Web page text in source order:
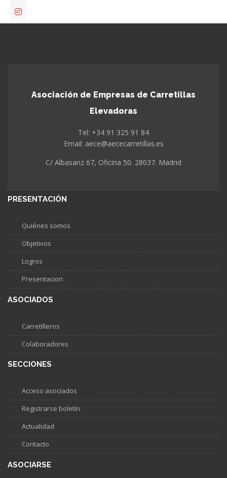
Asociación de Empresas de Carretillas
Elevadoras
Tel: +34 91 325 91 84
Email: aece@aececarretillas.es
C/ Albasanz 67, Oficina 50. 28037. Madrid
PRESENTACIÓN
Quiénes somos
Objetivos
Logros
Presentacion
ASOCIADOS
Carretilleros
Colaboradores
SECCIONES
Acceso asociados
Registrarse boletín
Actualidad
Contacto
ASOCIARSE